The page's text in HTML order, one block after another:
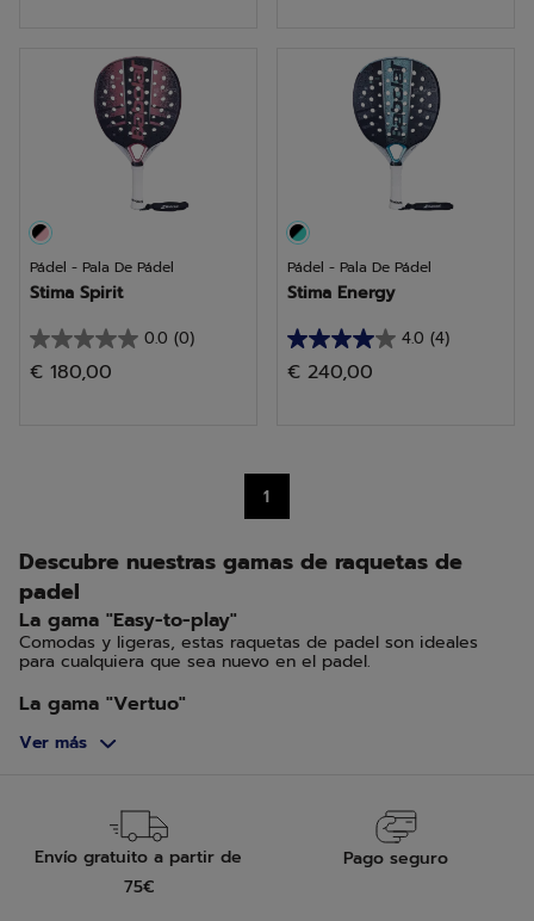
reseñas
reseñas
Pádel - Pala De Pádel
Stima Spirit
0.0 (0)
0.0
de
€ 180,00
Pádel - Pala De Pádel
Stima Energy
4.0 (4)
4.0
de
4
€ 240,00
1
Descubre nuestras gamas de raquetas de
padel
La gama "Easy-to-play"
Comodas y ligeras, estas raquetas de padel son ideales
para cualquiera que sea nuevo en el padel.
La gama "Vertuo"
que quieren progresar rápidamente.
La raqueta de padel Veron es para jugadores que juegan
regularmente a un nivel avanzado o experimentado.
La gama "Viper"
La gama Viper es perfecta para competidores de padel
Ver más
Envío gratuito a partir de
75€
Pago seguro